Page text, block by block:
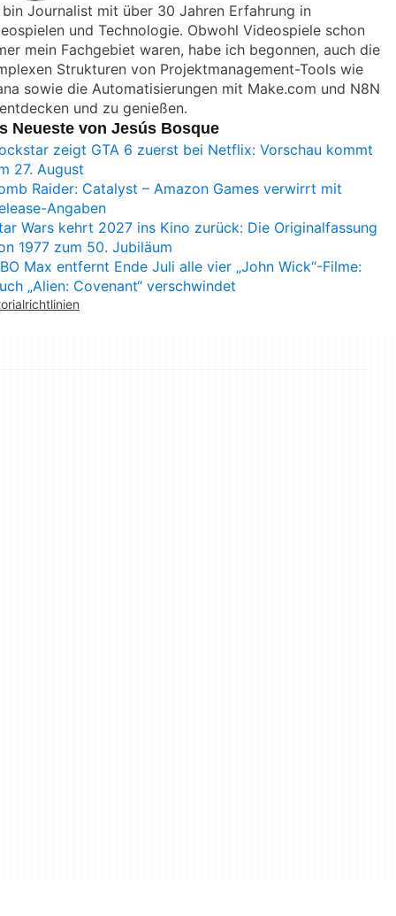
bin Journalist mit über 30 Jahren Erfahrung in
und Technologie. Obwohl Videospiele schon
mein Fachgebiet waren, habe ich begonnen, auch die
Strukturen von Projektmanagement-Tools wie
sowie die Automatisierungen mit Make.com und N8N
und zu genießen.
Neueste von Jesús Bosque
zeigt GTA 6 zuerst bei Netflix: Vorschau kommt
27. August
Raider: Catalyst – Amazon Games verwirrt mit
Angaben
Wars kehrt 2027 ins Kino zurück: Die Originalfassung
1977 zum 50. Jubiläum
Max entfernt Ende Juli alle vier „John Wick“-Filme:
„Alien: Covenant“ verschwindet